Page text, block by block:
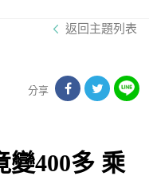
返回主題列表
分享
變400多 乘